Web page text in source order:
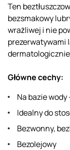
Ten
bezsmakowy
wrażliwej i nie
prezerwatywami
Główne cechy:
Na bazie
Idealny do
Bezwonny,
Bezolejowy